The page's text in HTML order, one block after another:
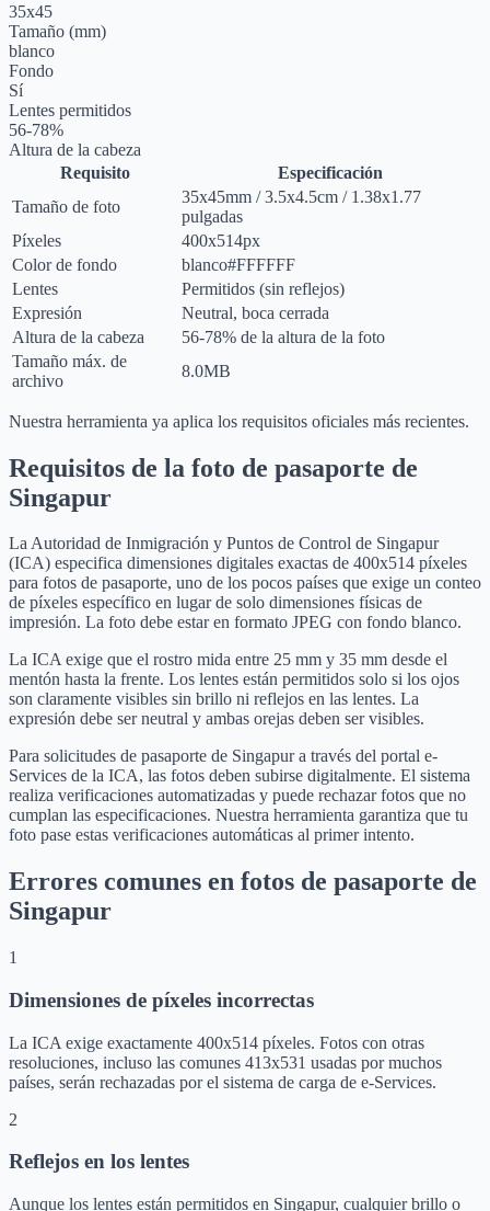
35x45
Tamaño (mm)
blanco
Fondo
Sí
Lentes permitidos
56-78%
Altura de la cabeza
Requisito
Especificación
Tamaño de foto
35x45mm /3.5x4.5cm / 1.38x1.77
pulgadas
Píxeles
400x514px
Color de fondo
blanco#FFFFFF
Lentes
Permitidos (sin reflejos)
Expresión
Neutral, boca cerrada
Altura de la cabeza
56-78% de la altura de la foto
Tamaño máx. de
archivo
8.0MB
Nuestra herramienta ya aplica los requisitos oficiales más recientes.
Requisitos de la foto de pasaporte de
Singapur
La Autoridad de Inmigración y Puntos de Control de Singapur
(ICA) especifica dimensiones digitales exactas de 400x514 píxeles
para fotos de pasaporte, uno de los pocos países que exige un conteo
de píxeles específico en lugar de solo dimensiones físicas de
impresión. La foto debe estar en formato JPEG con fondo blanco.
La ICA exige que el rostro mida entre 25 mm y 35 mm desde el
mentón hasta la frente. Los lentes están permitidos solo si los ojos
son claramente visibles sin brillo ni reflejos en las lentes. La
expresión debe ser neutral y ambas orejas deben ser visibles.
Para solicitudes de pasaporte de Singapur a través del portal e-
Services de la ICA, las fotos deben subirse digitalmente. El sistema
realiza verificaciones automatizadas y puede rechazar fotos que no
cumplan las especificaciones. Nuestra herramienta garantiza que tu
foto pase estas verificaciones automáticas al primer intento.
Errores comunes en fotos de pasaporte de
Singapur
1
Dimensiones de píxeles incorrectas
La ICA exige exactamente 400x514 píxeles. Fotos con otras
resoluciones, incluso las comunes 413x531 usadas por muchos
países, serán rechazadas por el sistema de carga de e-Services.
2
Reflejos en los lentes
Aunque los lentes están permitidos en Singapur, cualquier brillo o